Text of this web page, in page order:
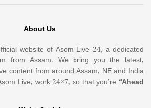
About Us
website of Asom Live 24, a dedicated
from Assam. We bring you the latest,
content from around Assam, NE and India
Live, work 24×7, so that you’re “Ahead